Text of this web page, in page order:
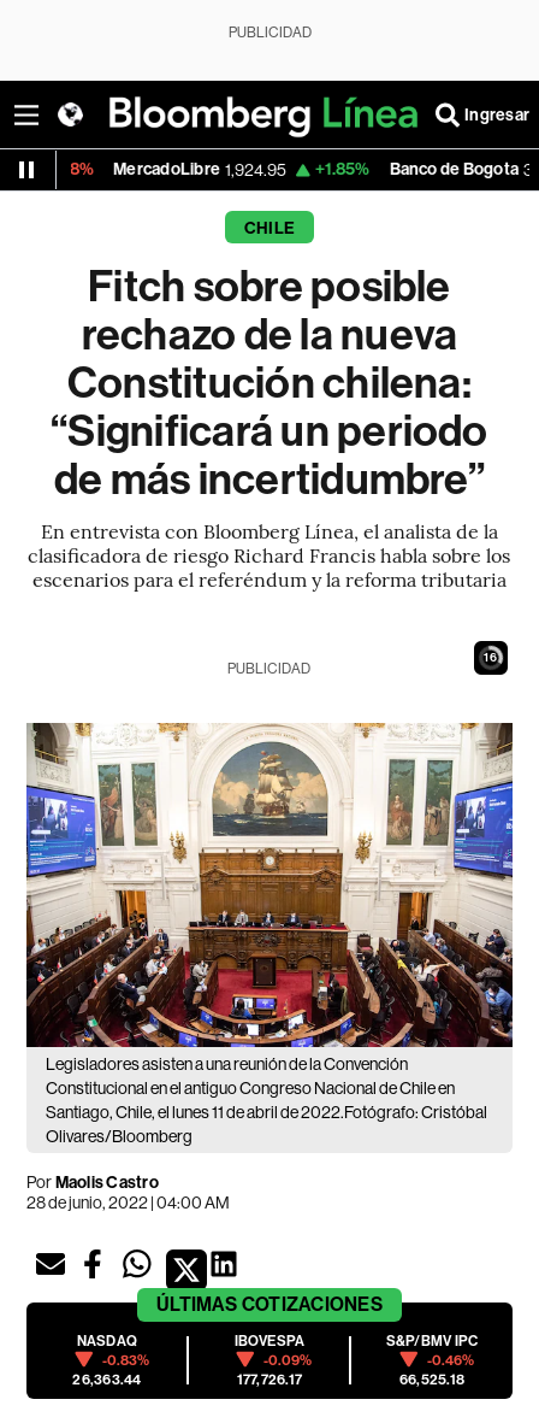
PUBLICIDAD
Ingresar
MercadoLibre 1,924.95 +1.85% Banco de Bogota 38,720.00 -
CHILE
Fitch sobre posible
rechazo de la nueva
Constitución chilena:
“Significará un periodo
de más incertidumbre”
En entrevista con Bloomberg Línea, el analista de la
clasificadora de riesgo Richard Francis habla sobre los
escenarios para el referéndum y la reforma tributaria
15
PUBLICIDAD
Legisladores asisten a una reunión de la Convención
Constitucional en el antiguo Congreso Nacional de Chile en
Santiago, Chile, el lunes 11 de abril de 2022.Fotógrafo: Cristóbal
Olivares/Bloomberg
PorMaolis Castro
28 de junio, 2022 | 04:00 AM
ÚLTIMAS COTIZACIONES
NASDAQ
-0.83%
26,363.44
IBOVESPA
-0.09%
177,726.17
S&P/BMV IPC
-0.46%
66,525.18